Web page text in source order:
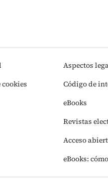
Aspectos
Código de
eBooks
Revistas
Acceso
eBooks: